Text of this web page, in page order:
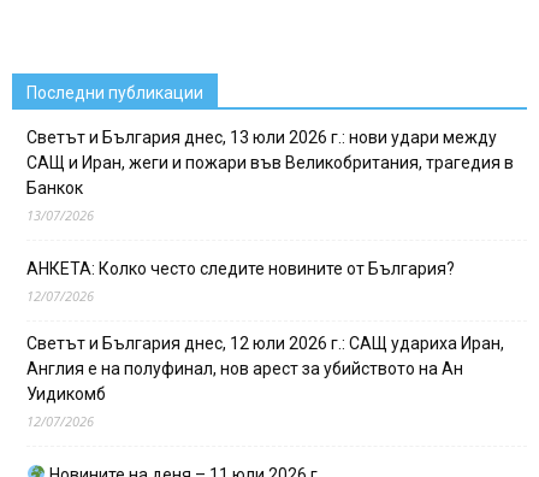
Последни публикации
Светът и България днес, 13 юли 2026 г.: нови удари между
САЩ и Иран, жеги и пожари във Великобритания, трагедия в
Банкок
13/07/2026
АНКЕТА: Колко често следите новините от България?
12/07/2026
Светът и България днес, 12 юли 2026 г.: САЩ удариха Иран,
Англия е на полуфинал, нов арест за убийството на Ан
Уидикомб
12/07/2026